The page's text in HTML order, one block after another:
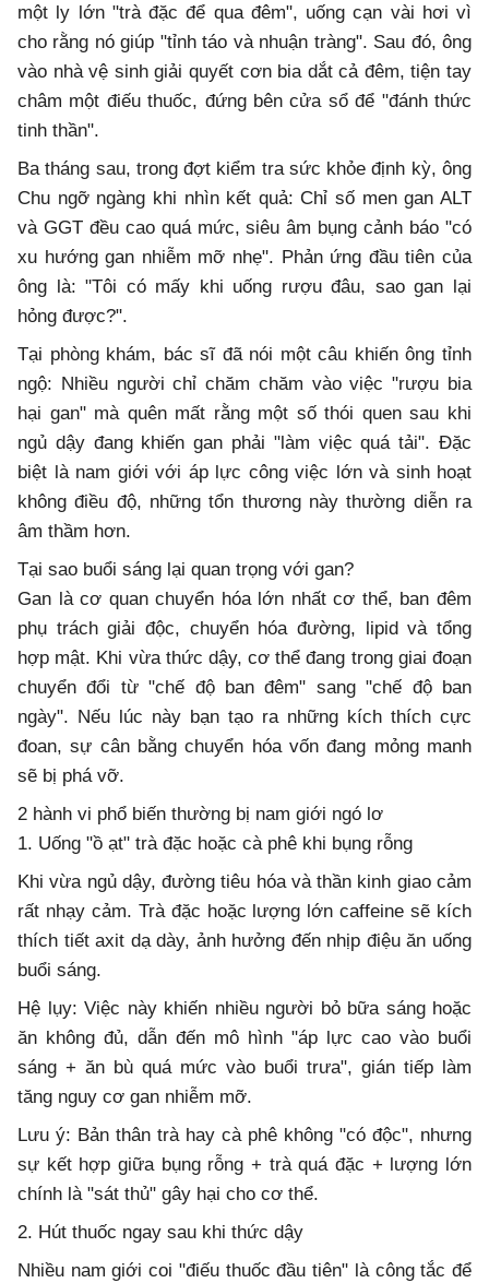
một ly lớn "trà đặc để qua đêm", uống cạn vài hơi vì
cho rằng nó giúp "tỉnh táo và nhuận tràng". Sau đó, ông
vào nhà vệ sinh giải quyết cơn bia dắt cả đêm, tiện tay
châm một điếu thuốc, đứng bên cửa sổ để "đánh thức
tinh thần".
Ba tháng sau, trong đợt kiểm tra sức khỏe định kỳ, ông
Chu ngỡ ngàng khi nhìn kết quả: Chỉ số men gan ALT
và GGT đều cao quá mức, siêu âm bụng cảnh báo "có
xu hướng gan nhiễm mỡ nhẹ". Phản ứng đầu tiên của
ông là: "Tôi có mấy khi uống rượu đâu, sao gan lại
hỏng được?".
Tại phòng khám, bác sĩ đã nói một câu khiến ông tỉnh
ngộ: Nhiều người chỉ chăm chăm vào việc "rượu bia
hại gan" mà quên mất rằng một số thói quen sau khi
ngủ dậy đang khiến gan phải "làm việc quá tải". Đặc
biệt là nam giới với áp lực công việc lớn và sinh hoạt
không điều độ, những tổn thương này thường diễn ra
âm thầm hơn.
Tại sao buổi sáng lại quan trọng với gan?
Gan là cơ quan chuyển hóa lớn nhất cơ thể, ban đêm
phụ trách giải độc, chuyển hóa đường, lipid và tổng
hợp mật. Khi vừa thức dậy, cơ thể đang trong giai đoạn
chuyển đổi từ "chế độ ban đêm" sang "chế độ ban
ngày". Nếu lúc này bạn tạo ra những kích thích cực
đoan, sự cân bằng chuyển hóa vốn đang mỏng manh
sẽ bị phá vỡ.
2 hành vi phổ biến thường bị nam giới ngó lơ
1. Uống "ồ ạt" trà đặc hoặc cà phê khi bụng rỗng
Khi vừa ngủ dậy, đường tiêu hóa và thần kinh giao cảm
rất nhạy cảm. Trà đặc hoặc lượng lớn caffeine sẽ kích
thích tiết axit dạ dày, ảnh hưởng đến nhịp điệu ăn uống
buổi sáng.
Hệ lụy: Việc này khiến nhiều người bỏ bữa sáng hoặc
ăn không đủ, dẫn đến mô hình "áp lực cao vào buổi
sáng + ăn bù quá mức vào buổi trưa", gián tiếp làm
tăng nguy cơ gan nhiễm mỡ.
Lưu ý: Bản thân trà hay cà phê không "có độc", nhưng
sự kết hợp giữa bụng rỗng + trà quá đặc + lượng lớn
chính là "sát thủ" gây hại cho cơ thể.
2. Hút thuốc ngay sau khi thức dậy
Nhiều nam giới coi "điếu thuốc đầu tiên" là công tắc để